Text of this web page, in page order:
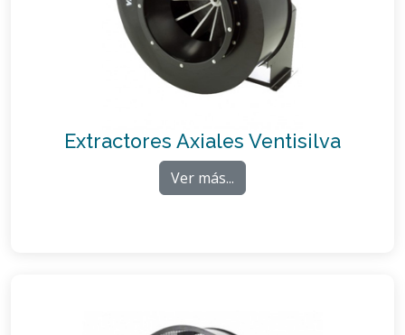
Extractores Axiales Ventisilva
Ver más...